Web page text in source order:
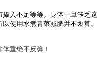
不足等等。身体一旦缺乏
使用水煮青菜减肥并不划算。
重绝不反弹！